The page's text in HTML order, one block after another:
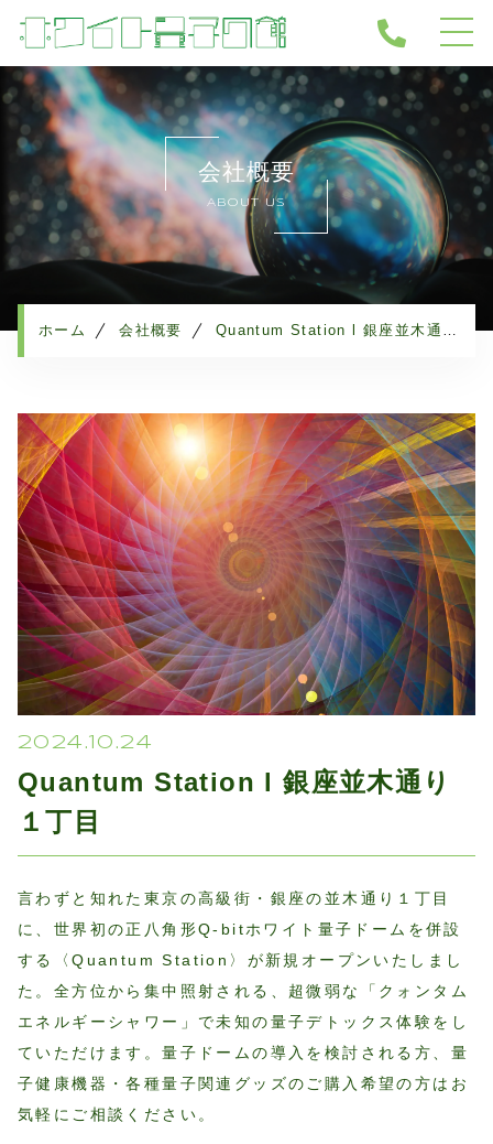
ホーム
当店について
サービス
ホワイト量子健康機器
ホワイト量子関連商品
ホワイト量子ドーム導入サロン
お知らせ
ブログ
プライバシーポリシー
会社概要
ABOUT US
ホーム 会社概要 Quantum Station l 銀座並木通り１丁目
2024.10.24
Quantum Station l 銀座並木通り
１丁目
言わずと知れた東京の高級街・銀座の並木通り１丁目
に、世界初の正八角形Q-bitホワイト量子ドームを併設
する〈Quantum Station〉が新規オープンいたしまし
た。全方位から集中照射される、超微弱な「クォンタム
エネルギーシャワー」で未知の量子デトックス体験をし
ていただけます。量子ドームの導入を検討される方、量
子健康機器・各種量子関連グッズのご購入希望の方はお
気軽にご相談ください。